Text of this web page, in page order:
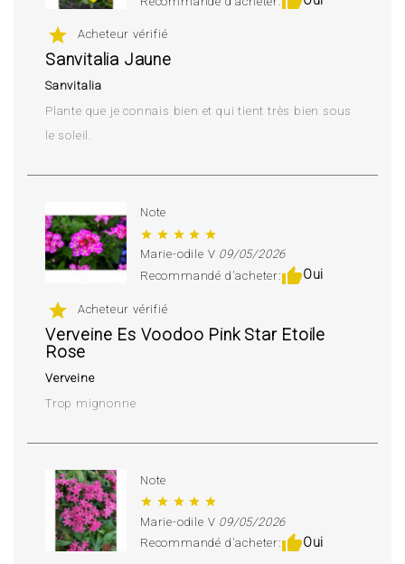
star Acheteur vérifié
Sanvitalia Jaune
Sanvitalia
Plante que je connais bien et qui tient très bien sous
le soleil.
Note
star star star star star
Marie-odile V 09/05/2026
Recommandé d'acheter:thumb_upOui
star Acheteur vérifié
Verveine Es Voodoo Pink Star Etoile
Rose
Verveine
Trop mignonne
Note
star star star star star
Marie-odile V 09/05/2026
Recommandé d'acheter:thumb_upOui